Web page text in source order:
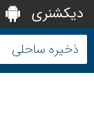
دیکشنری